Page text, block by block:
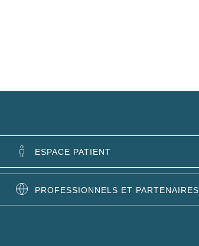
ESPACE PATIENT
PROFESSIONNELS ET PARTENAIRES